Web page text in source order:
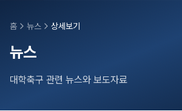
홈 뉴스 상세보기
뉴스
대학축구 관련 뉴스와 보도자료